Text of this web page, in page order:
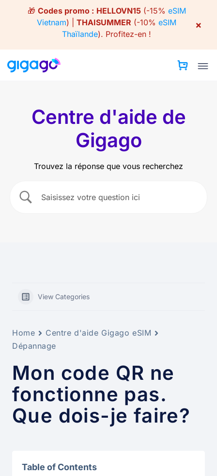
🎁 Codes promo : HELLOVN15(-15% eSIM
Vietnam) | THAISUMMER (-10% eSIM
Thaïlande). Profitez-en !
×
Centre d'aide de
Gigago
Trouvez la réponse que vous recherchez
View Categories
Home
Centre d'aide Gigago eSIM
Dépannage
Mon code QR ne
fonctionne pas.
Que dois-je faire?
Table of Contents